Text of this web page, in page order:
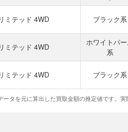
ミテッド 4WD ブラック系
ミテッド 4WD
ホワイトパ
系
ミテッド 4WD ブラック系
タを元に算出した買取金額の推定値です。実